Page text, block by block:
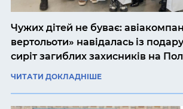
Чужих дітей не буває:
вертольоти» навідалась із
сиріт загиблих захисників на
ЧИТАТИ ДОКЛАДНІШЕ